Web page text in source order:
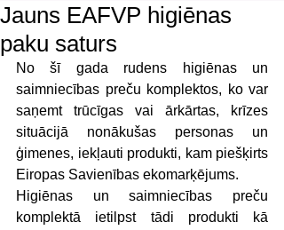
Jauns EAFVP higiēnas
paku saturs
No šī gada rudens higiēnas un
saimniecības preču komplektos, ko var
saņemt trūcīgas vai ārkārtas, krīzes
situācijā nonākušas personas un
ģimenes, iekļauti produkti, kam piešķirts
Eiropas Savienības ekomarķējums.
Higiēnas un saimniecības preču
komplektā ietilpst tādi produkti kā